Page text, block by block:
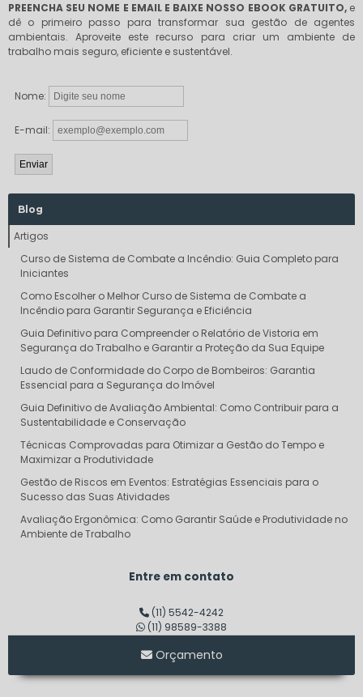
PREENCHA SEU NOME E EMAIL E BAIXE NOSSO EBOOK GRATUITO,e
dê o primeiro passo para transformar sua gestão de agentes
ambientais. Aproveite este recurso para criar um ambiente de
trabalho mais seguro, eficiente e sustentável.
Nome:
E-mail:
Blog
Artigos
Curso de Sistema de Combate a Incêndio: Guia Completo para
Iniciantes
Como Escolher o Melhor Curso de Sistema de Combate a
Incêndio para Garantir Segurança e Eficiência
Guia Definitivo para Compreender o Relatório de Vistoria em
Segurança do Trabalho e Garantir a Proteção da Sua Equipe
Laudo de Conformidade do Corpo de Bombeiros: Garantia
Essencial para a Segurança do Imóvel
Guia Definitivo de Avaliação Ambiental: Como Contribuir para a
Sustentabilidade e Conservação
Técnicas Comprovadas para Otimizar a Gestão do Tempo e
Maximizar a Produtividade
Gestão de Riscos em Eventos: Estratégias Essenciais para o
Sucesso das Suas Atividades
Avaliação Ergonômica: Como Garantir Saúde e Produtividade no
Ambiente de Trabalho
Consultoria em Segurança do Trabalho SP: Transforme sua
Oportunidades de Sucesso
Entre em contato
(11) 5542-4242
(11) 98589-3388
Orçamento